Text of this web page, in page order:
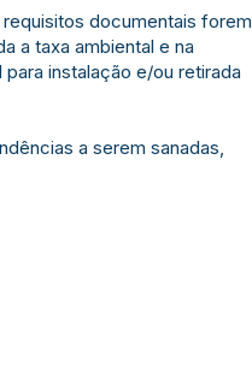
documentais forem
a taxa ambiental e na
instalação e/ou retirada
a serem sanadas,